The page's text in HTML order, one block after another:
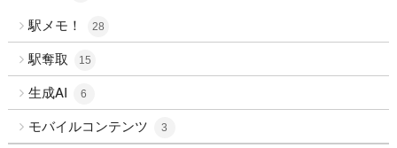
駅メモ！ 28
駅奪取 15
生成AI 6
モバイルコンテンツ 3